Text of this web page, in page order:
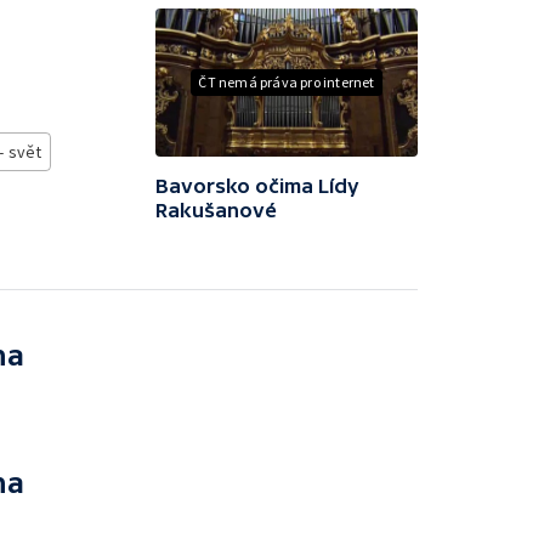
svět
ČT nemá práva pro internet
Bavorsko očima Lídy
Rakušanové